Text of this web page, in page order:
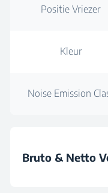
Positie Vriezer
Kleur
Noise Emission
Bruto & Netto